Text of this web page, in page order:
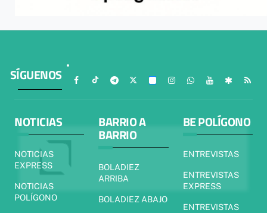
SÍGUENOS
NOTICIAS
NOTICIAS
EXPRESS
NOTICIAS
POLÍGONO
BARRIO A
BARRIO
BOLADIEZ
ARRIBA
BOLADIEZ ABAJO
BE POLÍGONO
ENTREVISTAS
ENTREVISTAS
EXPRESS
ENTREVISTAS